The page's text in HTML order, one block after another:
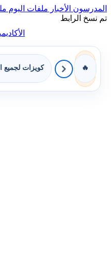
المدرسون الأخبار ملفات اليوم
تم نسخ الرابط
🔥 كويزات لجميع